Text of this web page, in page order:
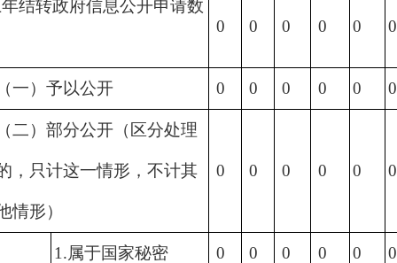
结转政府信息公开申请数
0
0 0 0 0 0
一）予以公开 0 0 0 0 0 0
二）部分公开（区分处理
，只计这一情形，不计其
情形）
0 0 0 0 0 0
1.属于国家秘密 0 0 0 0 0 0